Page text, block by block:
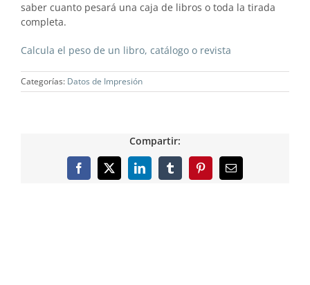
saber cuanto pesará una caja de libros o toda la tirada
completa.
Calcula el peso de un libro, catálogo o revista
Categorías: Datos de Impresión
Compartir:
Facebook
X LinkedInTumblrPinterestCorreo
electrónico